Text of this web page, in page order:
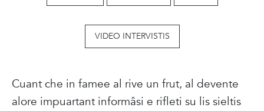
VIDEO INTERVISTIS
Cuant che in famee al rive un frut, al devente
alore impuartant informâsi e rifleti su lis sieltis